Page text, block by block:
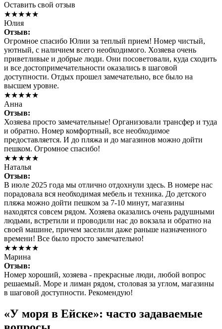
Оставить свой отзыв
★★★★★
Юлия
Отзыв:
Огромное спасибо Юлии за теплый прием! Номер чистый,
уютный, с наличием всего необходимого. Хозяева очень
приветливые и добрые люди. Они посоветовали, куда сходить
и все достопримечательности оказались в шаговой
доступности. Отдых прошел замечательно, все было на
высшем уровне.
★★★★★
Анна
Отзыв:
Хозяева просто замечательные! Организовали трансфер и туда
и обратно. Номер комфортный, все необходимое
предоставляется. И до пляжа и до магазинов можно дойти
пешком. Огромное спасибо!
★★★★★
Наталья
Отзыв:
В июле 2025 года мы отлично отдохнули здесь. В номере нас
порадовала вся необходимая мебель и техника. До детского
пляжа можно дойти пешком за 7-10 минут, магазины
находятся совсем рядом. Хозяева оказались очень радушными
людьми, встретили и проводили нас до вокзала и обратно на
своей машине, причем заселили даже раньше назначенного
времени! Все было просто замечательно!
★★★★★
Марина
Отзыв:
Номер хороший, хозяева - прекрасные люди, любой вопрос
решаемый. Море и лиман рядом, столовая за углом, магазины
в шаговой доступности. Рекомендую!
«У моря в Ейске»: часто задаваемые